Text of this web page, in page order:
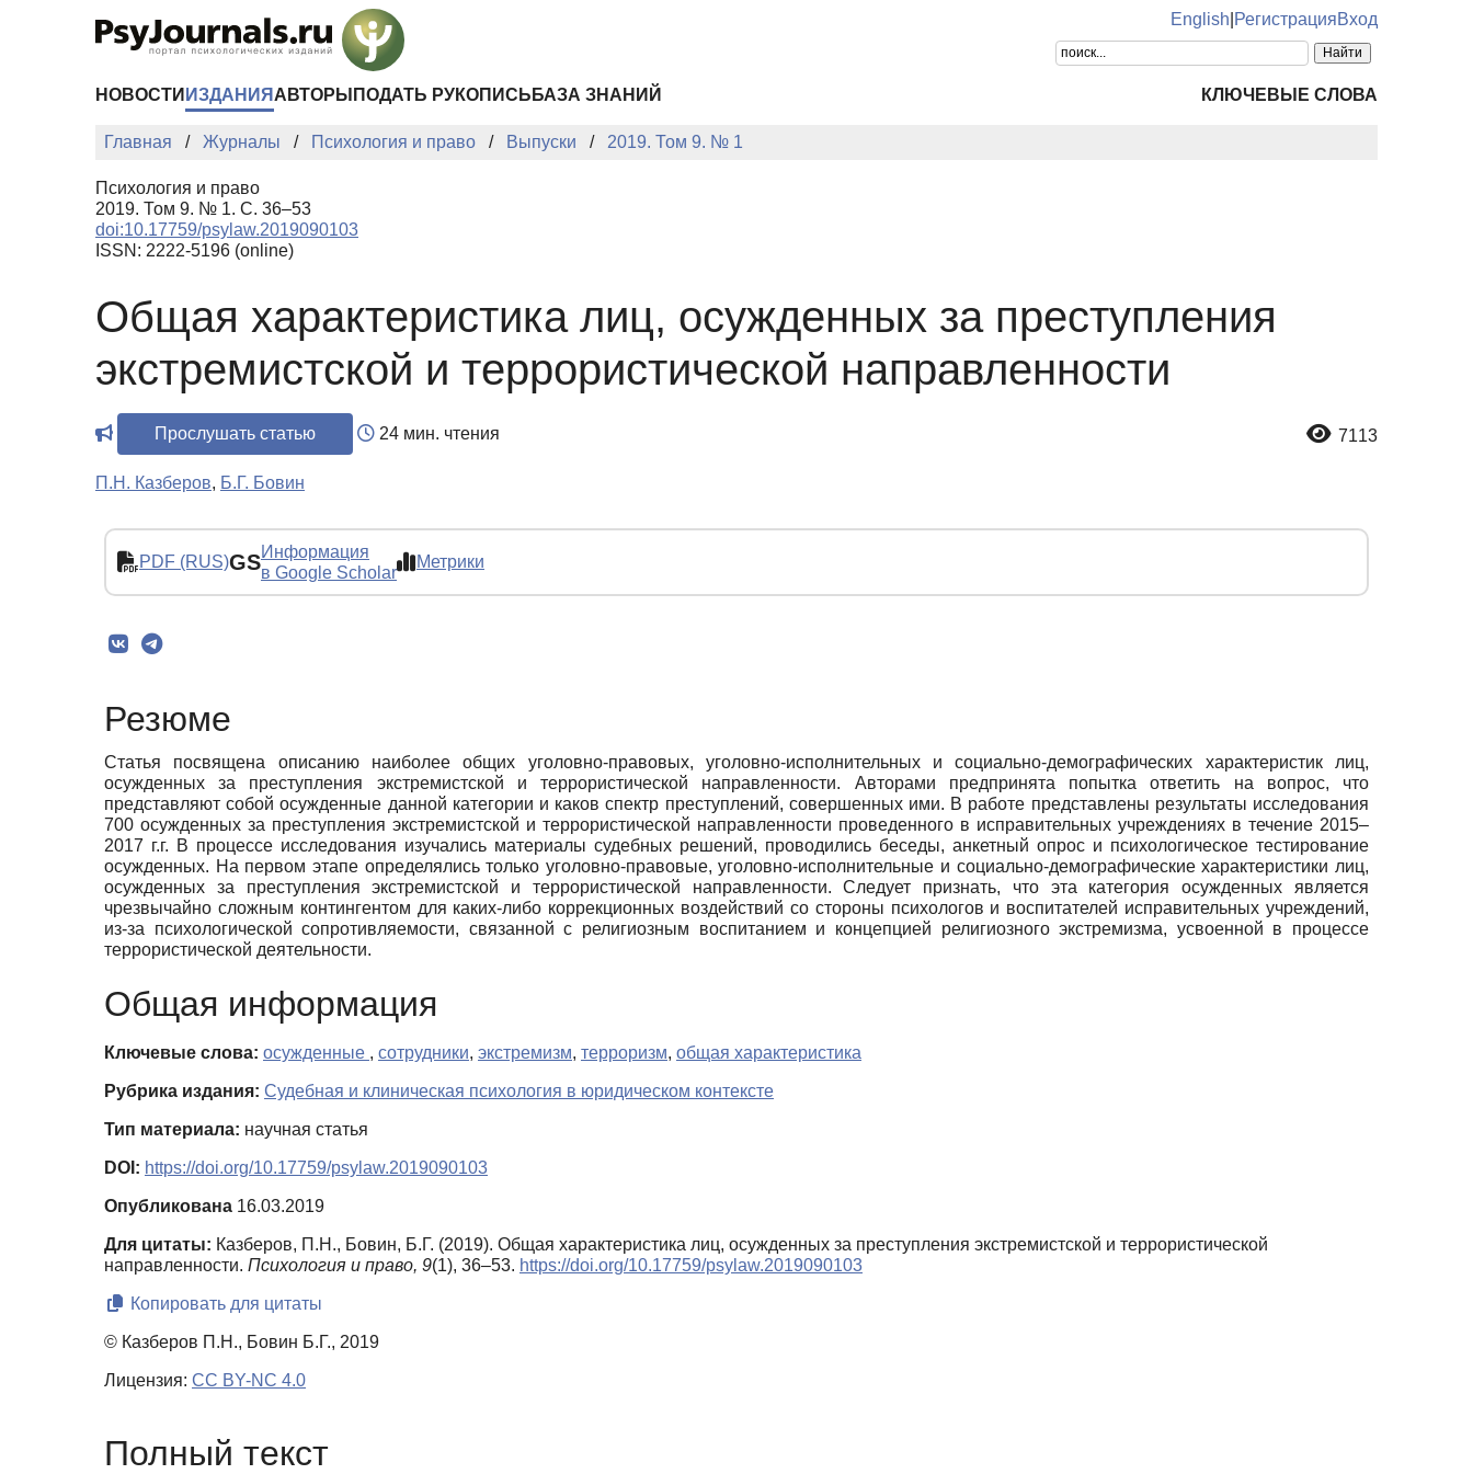
English РегистрацияВход
НОВОСТИ ИЗДАНИЯ АВТОРЫ ПОДАТЬ РУКОПИСЬ БАЗА ЗНАНИЙ КЛЮЧЕВЫЕ СЛОВА
Главная Журналы Психология и право Выпуски 2019. Том 9. № 1
Психология и право
2019. Том 9. № 1. С. 36–53
doi:10.17759/psylaw.2019090103
ISSN: 2222-5196 (online)
Общая характеристика лиц, осужденных за преступления
экстремистской и террористической направленности
Прослушать статью 24 мин. чтения 7113
П.Н. Казберов, Б.Г. Бовин
PDF (RUS)GSИнформация
в Google Scholar
Метрики
Резюме
Статья посвящена описанию наиболее общих уголовно-правовых, уголовно-исполнительных и социально-демографических характеристик лиц,
осужденных за преступления экстремистской и террористической направленности. Авторами предпринята попытка ответить на вопрос, что
представляют собой осужденные данной категории и каков спектр преступлений, совершенных ими. В работе представлены результаты исследования
700 осужденных за преступления экстремистской и террористической направленности проведенного в исправительных учреждениях в течение 2015–
2017 г.г. В процессе исследования изучались материалы судебных решений, проводились беседы, анкетный опрос и психологическое тестирование
осужденных. На первом этапе определялись только уголовно-правовые, уголовно-исполнительные и социально-демографические характеристики лиц,
осужденных за преступления экстремистской и террористической направленности. Следует признать, что эта категория осужденных является
чрезвычайно сложным контингентом для каких-либо коррекционных воздействий со стороны психологов и воспитателей исправительных учреждений,
из-за психологической сопротивляемости, связанной с религиозным воспитанием и концепцией религиозного экстремизма, усвоенной в процессе
террористической деятельности.
Общая информация
Ключевые слова: осужденные , сотрудники, экстремизм, терроризм, общая характеристика
Рубрика издания: Судебная и клиническая психология в юридическом контексте
Тип материала: научная статья
DOI: https://doi.org/10.17759/psylaw.2019090103
Опубликована 16.03.2019
Для цитаты: Казберов, П.Н., Бовин, Б.Г. (2019). Общая характеристика лиц, осужденных за преступления экстремистской и террористической
направленности. Психология и право, 9(1), 36–53. https://doi.org/10.17759/psylaw.2019090103
Копировать для цитаты
© Казберов П.Н., Бовин Б.Г., 2019
Лицензия: CC BY-NC 4.0
Полный текст